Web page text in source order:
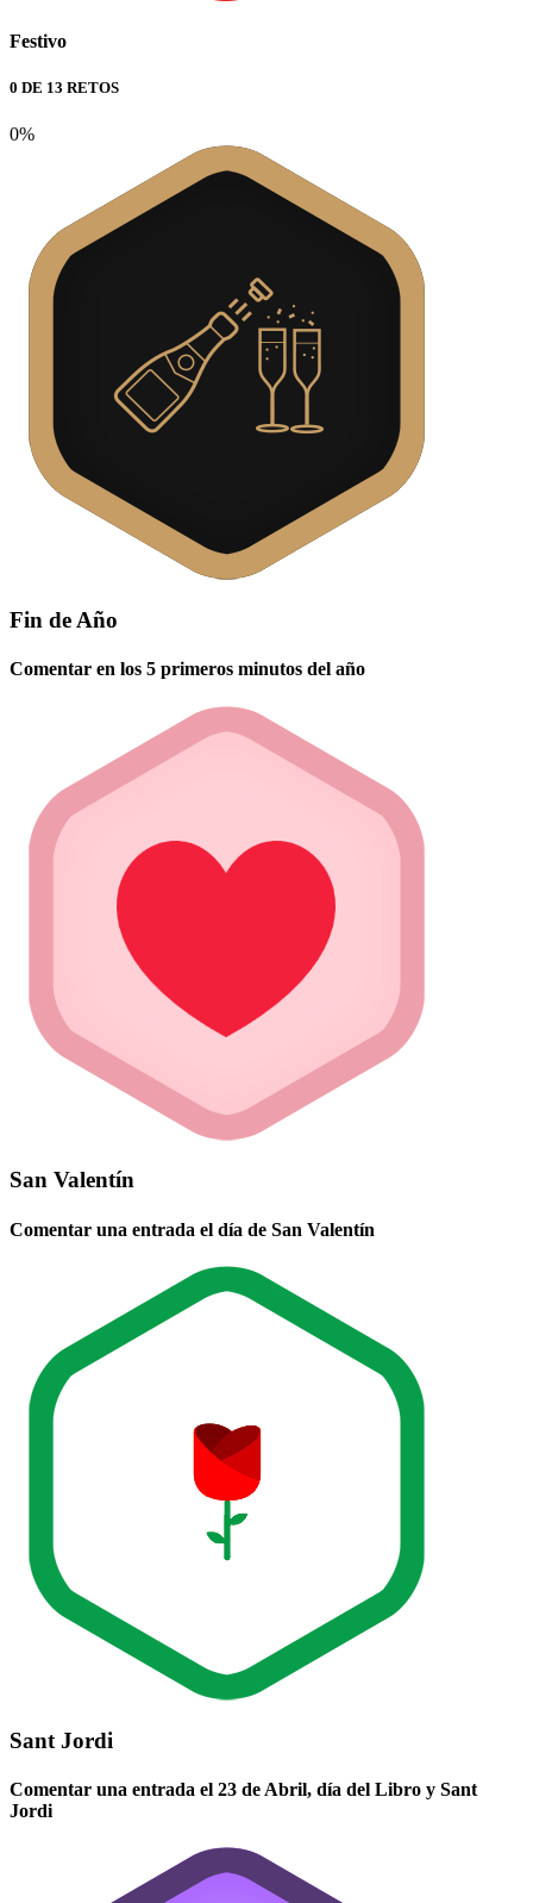
Festivo
0 DE 13 RETOS
0%
Fin de Año
Comentar en los 5 primeros minutos del año
San Valentín
Comentar una entrada el día de San Valentín
Sant Jordi
Comentar una entrada el 23 de Abril, día del Libro y Sant
Jordi